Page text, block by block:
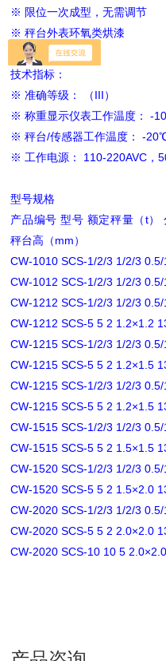
※ 限位一次成型，无需调节
※ 秤台外表环氧类烘漆
※ 防爆可选取
技术指标：
※ 准确等级： （III）
※ 称重显示仪表工作温度： -
※ 秤台/传感器工作温度： -
※ 工作电源： 110-220AVC，
型号规格
产品编号 型号 额定秤量（t）
秤台高（mm）
CW-1010 SCS-1/2/3 1/2/3
CW-1012 SCS-1/2/3 1/2/3
CW-1212 SCS-1/2/3 1/2/3
CW-1212 SCS-5 5 2 1.2×1.2
CW-1215 SCS-1/2/3 1/2/3
CW-1215 SCS-5 5 2 1.2×1.5
CW-1215 SCS-1/2/3 1/2/3
CW-1215 SCS-5 5 2 1.2×1.5
CW-1515 SCS-1/2/3 1/2/3
CW-1515 SCS-5 5 2 1.5×1.5
CW-1520 SCS-1/2/3 1/2/3
CW-1520 SCS-5 5 2 1.5×2.0
CW-2020 SCS-1/2/3 1/2/3
CW-2020 SCS-5 5 2 2.0×2.0
CW-2020 SCS-10 10 5